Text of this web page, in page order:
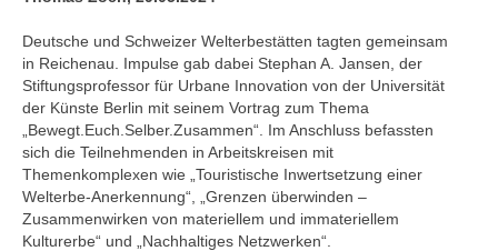
Deutsche und Schweizer Welterbestätten tagten gemeinsam
in Reichenau. Impulse gab dabei Stephan A. Jansen, der
Stiftungsprofessor für Urbane Innovation von der Universität
der Künste Berlin mit seinem Vortrag zum Thema
„Bewegt.Euch.Selber.Zusammen“. Im Anschluss befassten
sich die Teilnehmenden in Arbeitskreisen mit
Themenkomplexen wie „Touristische Inwertsetzung einer
Welterbe-Anerkennung“, „Grenzen überwinden –
Zusammenwirken von materiellem und immateriellem
Kulturerbe“ und „Nachhaltiges Netzwerken“.